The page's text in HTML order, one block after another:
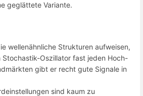
geglättete Variante.
wellenähnliche Strukturen aufweisen,
Oszillator fast jeden Hoch-
gibt er recht gute Signale in
sind kaum zu